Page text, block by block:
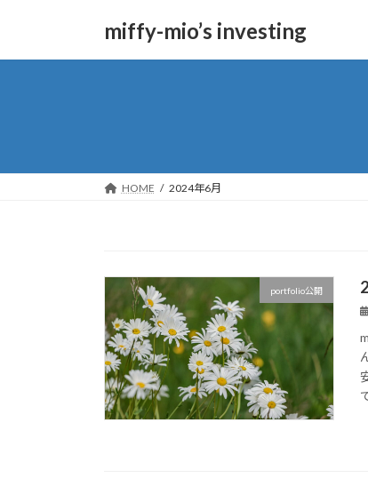
miffy-mio’s investing
HOME 2024年6月
portfolio公開